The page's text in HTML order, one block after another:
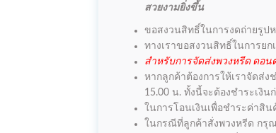
สวยงามยิ่งขึ้น
ขอสงวนสิทธิ์ในการงดถ่ายรูป
ทางเราขอสงวนสิทธิ์ในการย
สำหรับการจัดส่งพวงหรีด ดอน
หากลูกค้าต้องการให้เราจัดส่
15.00 น. ทั้งนี้จะต้องชำระเงิน
ในการโอนเงินเพื่อชำระค่าสิ
ในกรณีที่ลูกค้าสั่งพวงหรีด กรุณ